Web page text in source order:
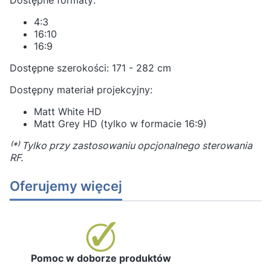
4:3
16:10
16:9
Dostępne szerokości: 171 - 282 cm
Dostępny materiał projekcyjny:
Matt White HD
Matt Grey HD (tylko w formacie 16:9)
⁽*⁾ Tylko przy zastosowaniu opcjonalnego sterowania
RF.
Oferujemy więcej
Pomoc w doborze produktów